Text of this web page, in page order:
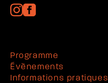
Programme
Évènements
Informations pratiques